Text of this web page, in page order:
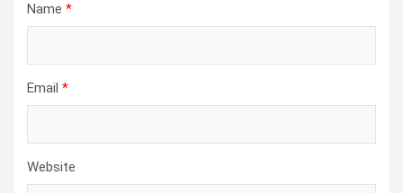
Name *
Email *
Website